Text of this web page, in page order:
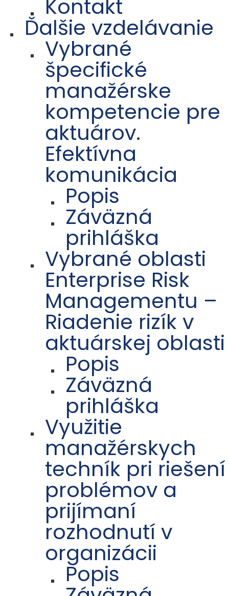
Kontakt
Ďalšie vzdelávanie
Vybrané
špecifické
manažérske
kompetencie pre
aktuárov.
Efektívna
komunikácia
Popis
Záväzná
prihláška
Vybrané oblasti
Enterprise Risk
Managementu –
Riadenie rizík v
aktuárskej oblasti
Popis
Záväzná
prihláška
Využitie
manažérskych
techník pri riešení
problémov a
prijímaní
rozhodnutí v
organizácii
Popis